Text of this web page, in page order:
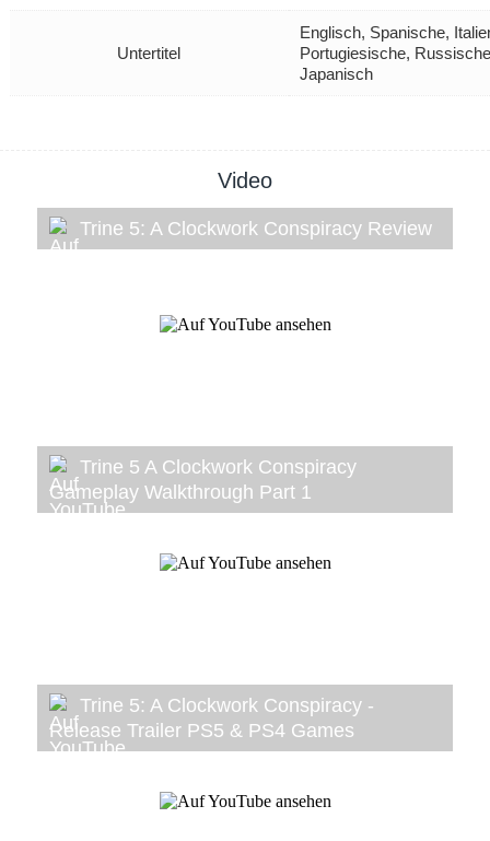
Untertitel
Englisch, Spanische,
Portugiesische,
Japanisch
Video
Trine 5: A Clockwork Conspiracy Review
Trine 5 A Clockwork Conspiracy
Gameplay Walkthrough Part 1
Trine 5: A Clockwork Conspiracy -
Release Trailer PS5 & PS4 Games